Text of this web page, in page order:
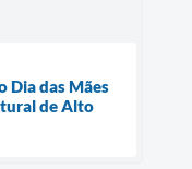
Dia das Mães
de Alto